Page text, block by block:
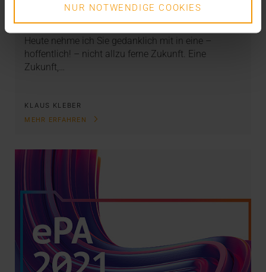
NUR NOTWENDIGE COOKIES
11.12.2019
Heute nehme ich Sie gedanklich mit in eine –
hoffentlich! – nicht allzu ferne Zukunft. Eine
Zukunft,…
KLAUS KLEBER
MEHR ERFAHREN